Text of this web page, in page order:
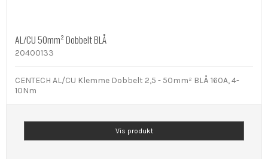
AL/CU 50mm² Dobbelt BLÅ
20400133
CENTECH AL/CU Klemme Dobbelt 2,5 - 50mm² BLÅ 160A, 4-
10Nm
Vis produkt